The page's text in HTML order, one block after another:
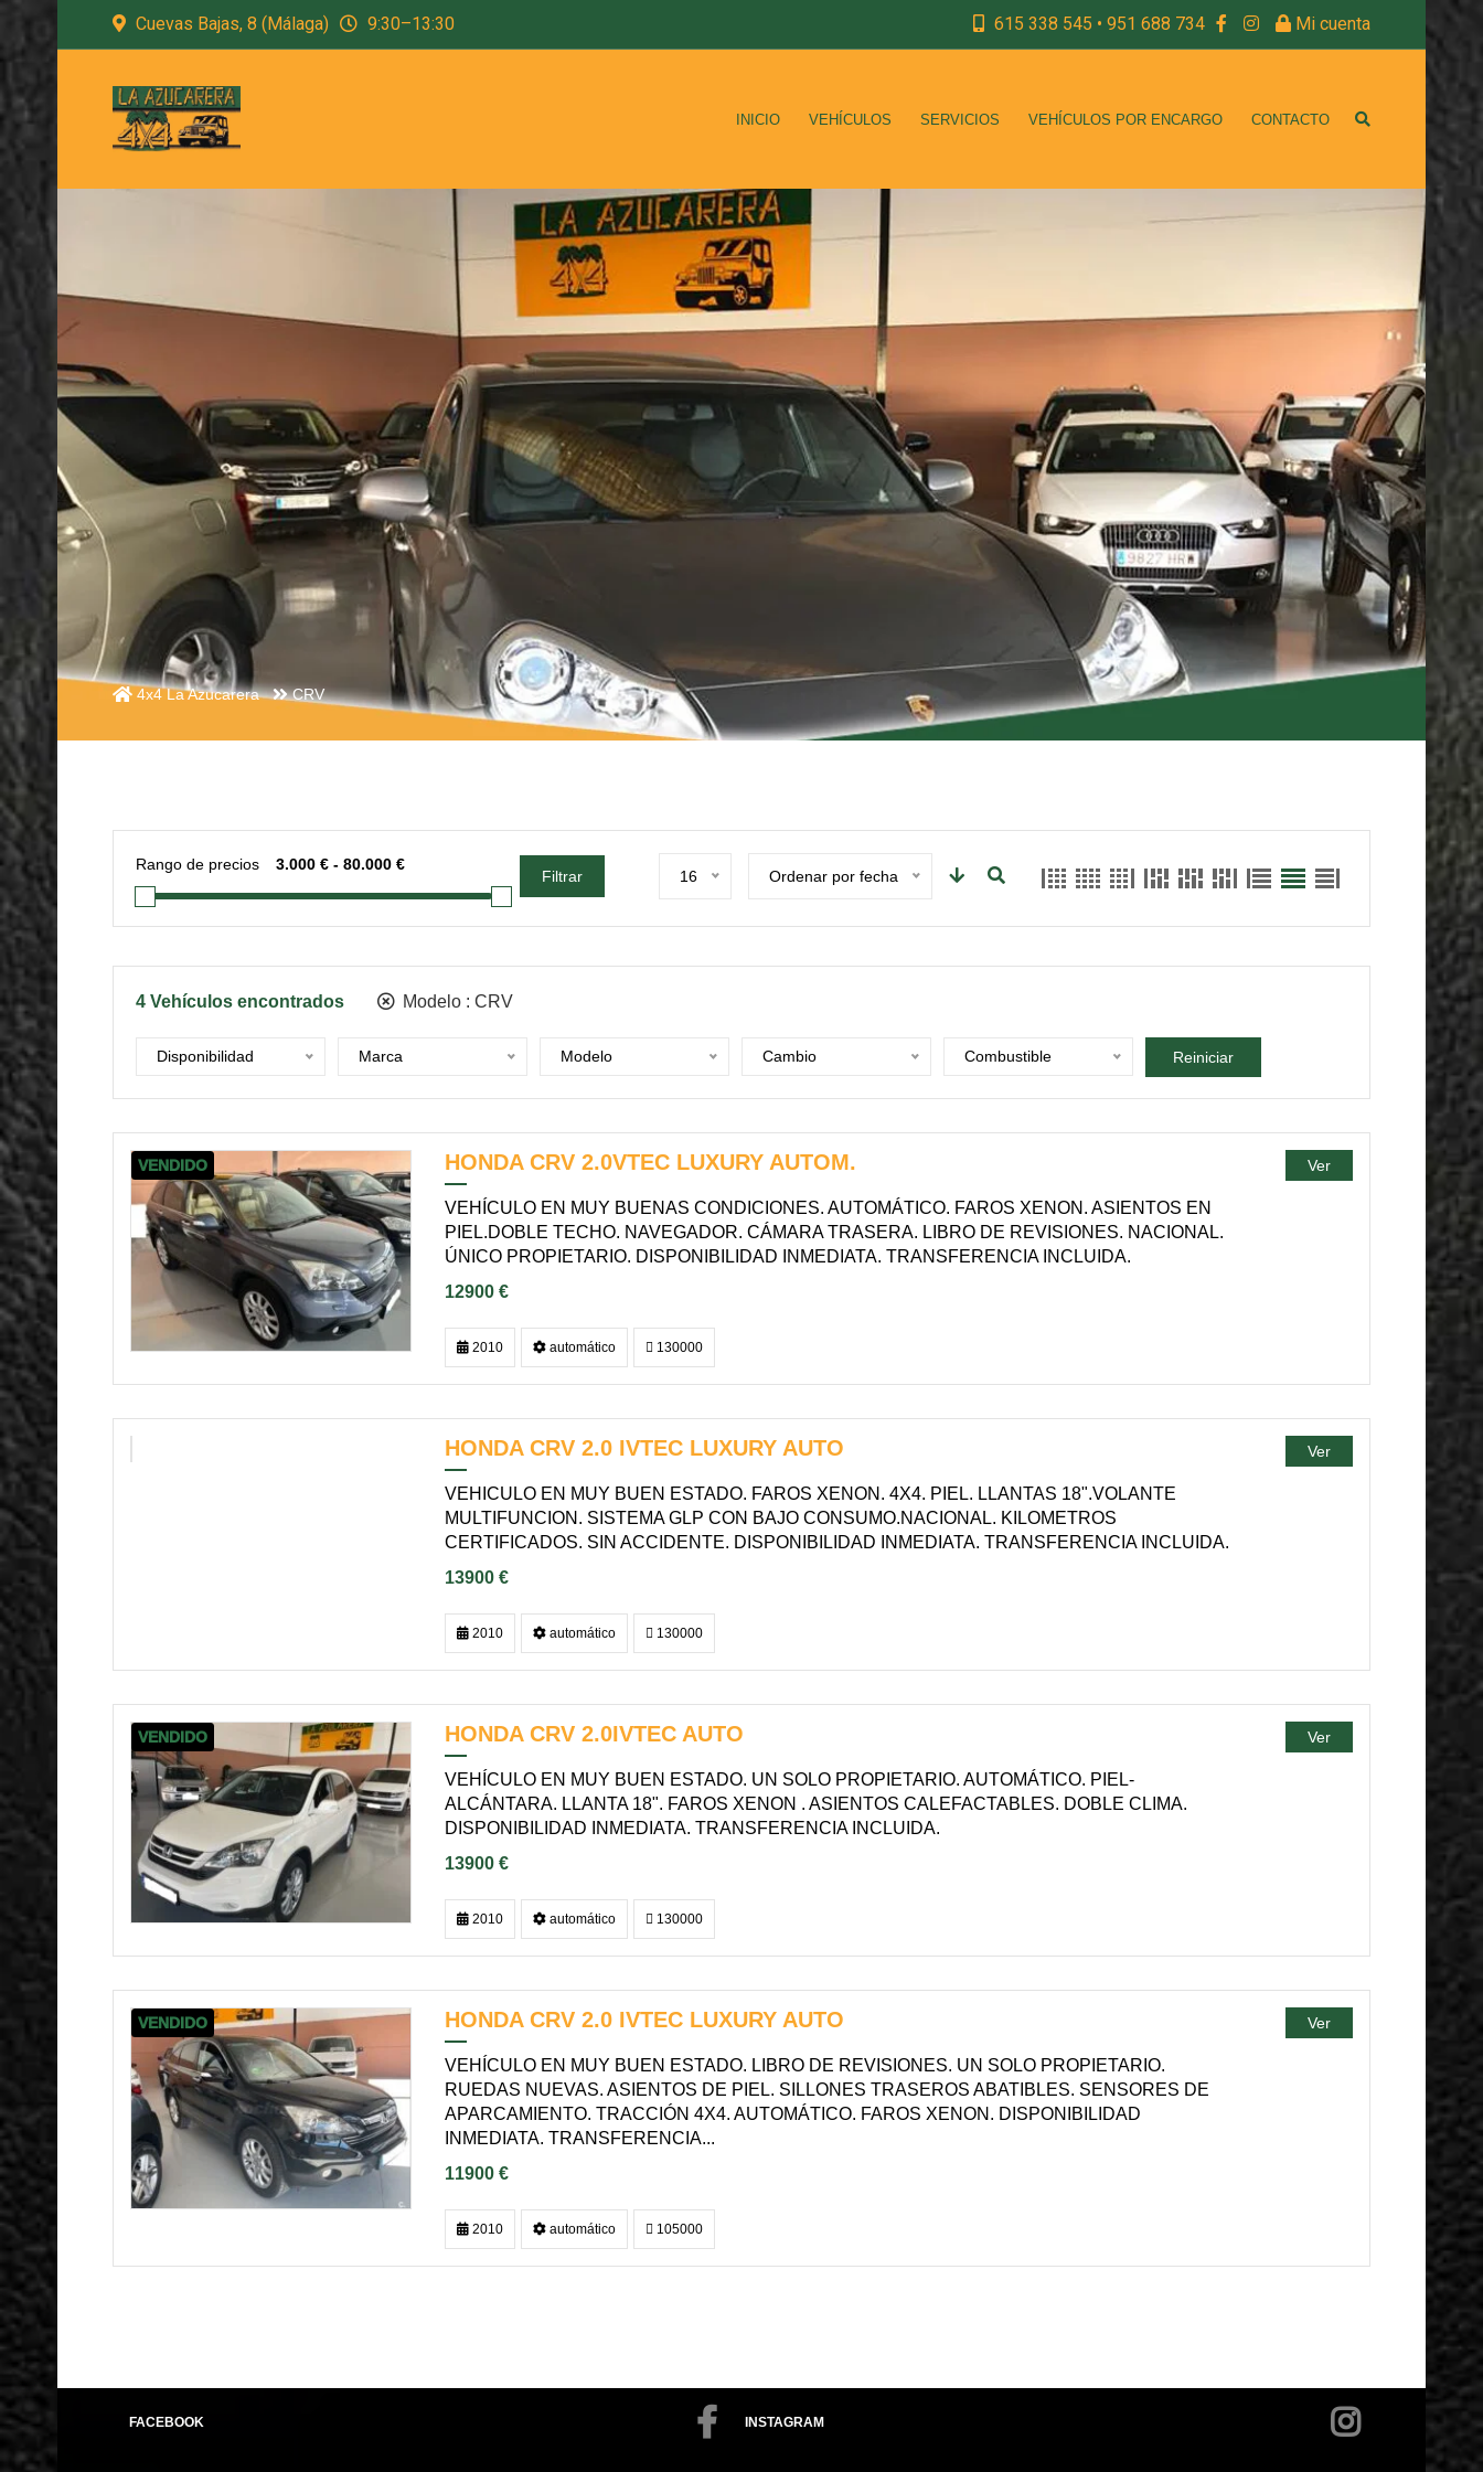
Cuevas Bajas, 8 (Málaga) 9:30–13:30 615 338 545 • 951 688 734 Mi cuenta
INICIO VEHÍCULOS SERVICIOS VEHÍCULOS POR ENCARGO CONTACTO
4x4 La Azucarera CRV
Rango de precios
Filtrar 16 Ordenar por fecha
4 Vehículos encontrados Modelo : CRV
Disponibilidad Marca Modelo Cambio Combustible Reiniciar
VENDIDO HONDA CRV 2.0VTEC LUXURY AUTOM.
VEHÍCULO EN MUY BUENAS CONDICIONES. AUTOMÁTICO. FAROS XENON. ASIENTOS EN
PIEL.DOBLE TECHO. NAVEGADOR. CÁMARA TRASERA. LIBRO DE REVISIONES. NACIONAL.
ÚNICO PROPIETARIO. DISPONIBILIDAD INMEDIATA. TRANSFERENCIA INCLUIDA.
12900 €
Ver
2010 automático 130000
HONDA CRV 2.0 IVTEC LUXURY AUTO
VEHICULO EN MUY BUEN ESTADO. FAROS XENON. 4X4. PIEL. LLANTAS 18".VOLANTE
MULTIFUNCION. SISTEMA GLP CON BAJO CONSUMO.NACIONAL. KILOMETROS
CERTIFICADOS. SIN ACCIDENTE. DISPONIBILIDAD INMEDIATA. TRANSFERENCIA INCLUIDA.
13900 €
Ver
2010 automático 130000
VENDIDO HONDA CRV 2.0IVTEC AUTO
VEHÍCULO EN MUY BUEN ESTADO. UN SOLO PROPIETARIO. AUTOMÁTICO. PIEL-
ALCÁNTARA. LLANTA 18". FAROS XENON . ASIENTOS CALEFACTABLES. DOBLE CLIMA.
DISPONIBILIDAD INMEDIATA. TRANSFERENCIA INCLUIDA.
13900 €
Ver
2010 automático 130000
VENDIDO HONDA CRV 2.0 IVTEC LUXURY AUTO
VEHÍCULO EN MUY BUEN ESTADO. LIBRO DE REVISIONES. UN SOLO PROPIETARIO.
RUEDAS NUEVAS. ASIENTOS DE PIEL. SILLONES TRASEROS ABATIBLES. SENSORES DE
APARCAMIENTO. TRACCIÓN 4X4. AUTOMÁTICO. FAROS XENON. DISPONIBILIDAD
INMEDIATA. TRANSFERENCIA...
11900 €
Ver
2010 automático 105000
FACEBOOK INSTAGRAM